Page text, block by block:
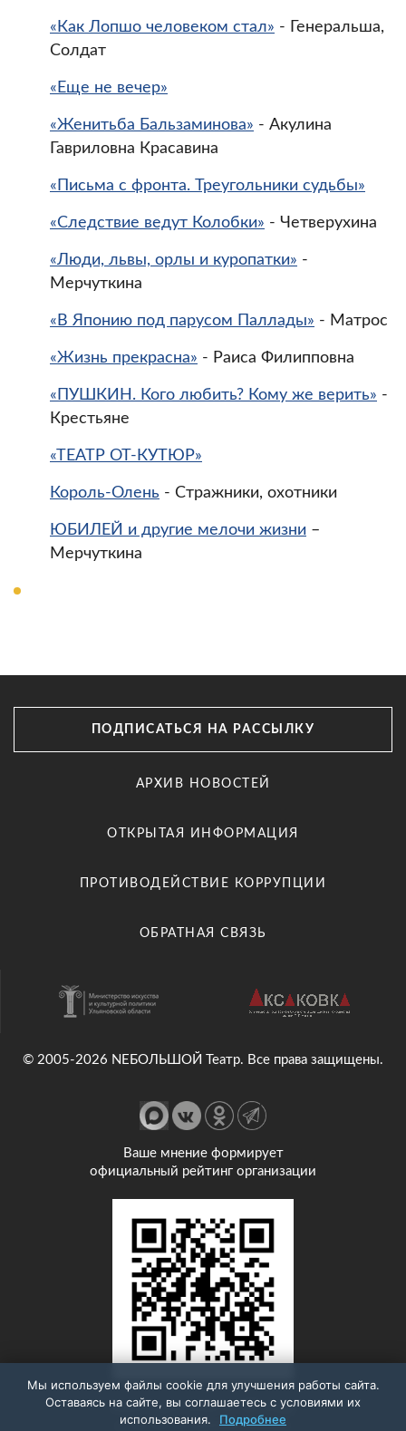
«Как Лопшо человеком стал» - Генеральша,
Солдат
«Еще не вечер»
«Женитьба Бальзаминова» - Акулина
Гавриловна Красавина
«Письма с фронта. Треугольники судьбы»
«Следствие ведут Колобки» - Четверухина
«Люди, львы, орлы и куропатки» -
Мерчуткина
«В Японию под парусом Паллады» - Матрос
«Жизнь прекрасна» - Раиса Филипповна
«ПУШКИН. Кого любить? Кому же верить» -
Крестьяне
«ТЕАТР ОТ-КУТЮР»
Король-Олень - Стражники, охотники
ЮБИЛЕЙ и другие мелочи жизни –
Мерчуткина
Мы используем файлы cookie для улучшения работы сайта.
Оставаясь на сайте, вы соглашаетесь с условиями их
использования.
Подробнее
ПОДПИСАТЬСЯ НА РАССЫЛКУ
АРХИВ НОВОСТЕЙ
ОТКРЫТАЯ ИНФОРМАЦИЯ
ПРОТИВОДЕЙСТВИЕ КОРРУПЦИИ
ОБРАТНАЯ СВЯЗЬ
© 2005-2026 NEБОЛЬШОЙ Театр. Все права защищены.
Ваше мнение формирует
официальный рейтинг организации
Анкета доступна по QR-коду,
а так же по прямой ссылке: